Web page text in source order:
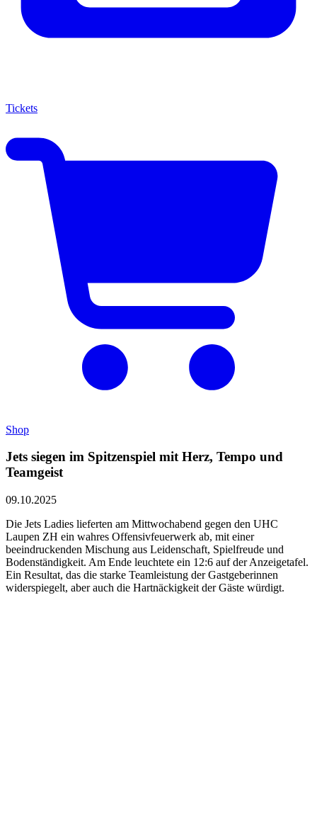
Tickets
Shop
Jets siegen im Spitzenspiel mit Herz, Tempo und
Teamgeist
09.10.2025
Die Jets Ladies lieferten am Mittwochabend gegen den UHC
Laupen ZH ein wahres Offensivfeuerwerk ab, mit einer
beeindruckenden Mischung aus Leidenschaft, Spielfreude und
Bodenständigkeit. Am Ende leuchtete ein 12:6 auf der Anzeigetafel.
Ein Resultat, das die starke Teamleistung der Gastgeberinnen
widerspiegelt, aber auch die Hartnäckigkeit der Gäste würdigt.